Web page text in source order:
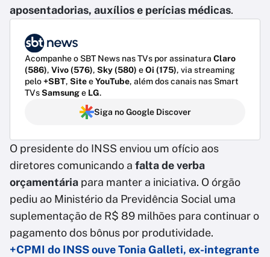
aposentadorias, auxílios e perícias médicas.
Acompanhe o SBT News nas TVs por assinatura Claro
(586), Vivo (576), Sky (580) eOi (175), via streaming
pelo+SBT, SiteeYouTube, além dos canais nas Smart
TVsSamsunge LG.
Siga no Google Discover
O presidente do INSS enviou um ofício aos
diretores comunicando a falta de verba
orçamentária para manter a iniciativa. O órgão
pediu ao Ministério da Previdência Social uma
suplementação de R$ 89 milhões para continuar o
pagamento dos bônus por produtividade.
+CPMI do INSS ouve Tonia Galleti, ex-integrante